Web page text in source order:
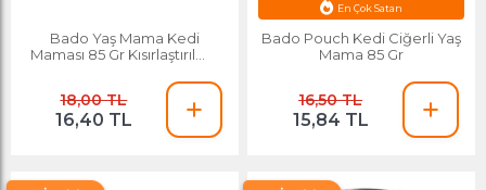
Bado Yaş Mama Kedi
Maması 85 Gr Kısırlaştırılmış
18,00 TL
16,40 TL
En Çok Satan
Bado Pouch Kedi Ciğerli Yaş
Mama 85 Gr
16,50 TL
15,84 TL